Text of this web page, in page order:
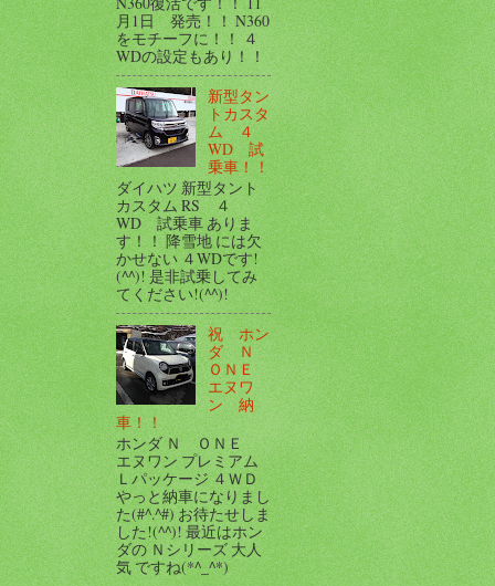
月1日 発売！！ N360
をモチーフに！！ ４
WDの設定もあり！！
新型タン
トカスタ
ム ４
WD 試
乗車！！
ダイハツ 新型タント
カスタム RS ４
WD 試乗車 ありま
す！！ 降雪地 には欠
かせない ４WDです!
(^^)! 是非試乗してみ
てください!(^^)!
祝 ホン
ダ Ｎ
ＯＮＥ
エヌワ
ン 納
車！！
ホンダ Ｎ ＯＮＥ
エヌワン プレミアム
Ｌパッケージ ４ＷＤ
やっと納車になりまし
た(#^.^#) お待たせしま
した!(^^)! 最近はホン
ダの Ｎシリーズ 大人
気 ですね(*^_^*)